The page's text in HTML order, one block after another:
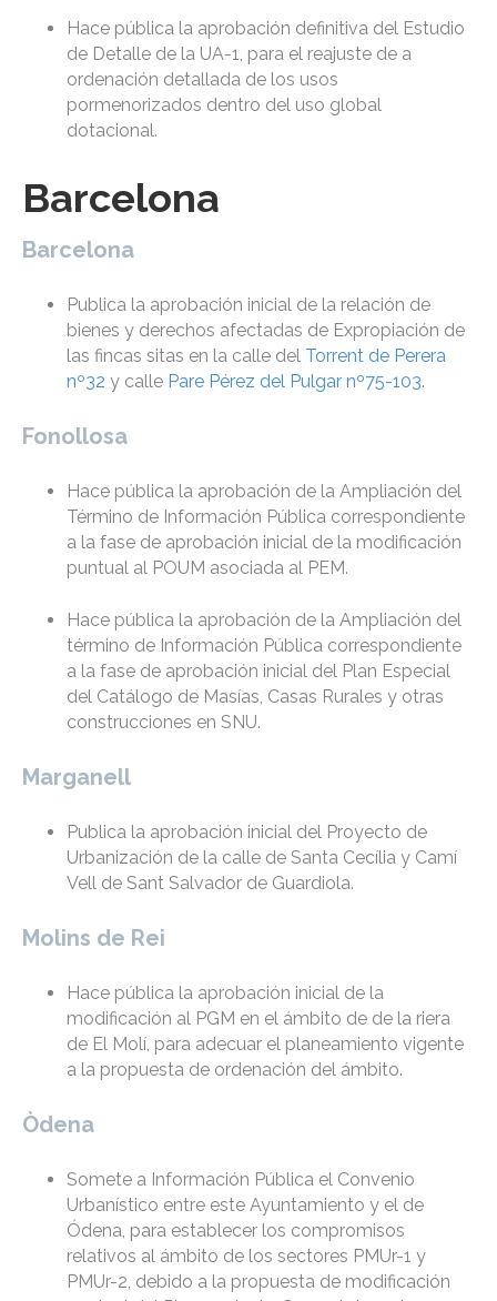
Hace pública la aprobación definitiva del Estudio
de Detalle de la UA-1, para el reajuste de a
ordenación detallada de los usos
pormenorizados dentro del uso global
dotacional.
Barcelona
Barcelona
Publica la aprobación inicial de la relación de
bienes y derechos afectadas de Expropiación de
las fincas sitas en la calle del Torrent de Perera
nº32 y calle Pare Pérez del Pulgar nº75-103.
Fonollosa
Hace pública la aprobación de la Ampliación del
Término de Información Pública correspondiente
a la fase de aprobación inicial de la modificación
puntual al POUM asociada al PEM.
Hace pública la aprobación de la Ampliación del
término de Información Pública correspondiente
a la fase de aprobación inicial del Plan Especial
del Catálogo de Masías, Casas Rurales y otras
construcciones en SNU.
Marganell
Publica la aprobación inicial del Proyecto de
Urbanización de la calle de Santa Cecília y Camí
Vell de Sant Salvador de Guardiola.
Molins de Rei
Hace pública la aprobación inicial de la
modificación al PGM en el ámbito de de la riera
de El Molí, para adecuar el planeamiento vigente
a la propuesta de ordenación del ámbito.
Òdena
Somete a Información Pública el Convenio
Urbanístico entre este Ayuntamiento y el de
Ódena, para establecer los compromisos
relativos al ámbito de los sectores PMUr-1 y
PMUr-2, debido a la propuesta de modificación